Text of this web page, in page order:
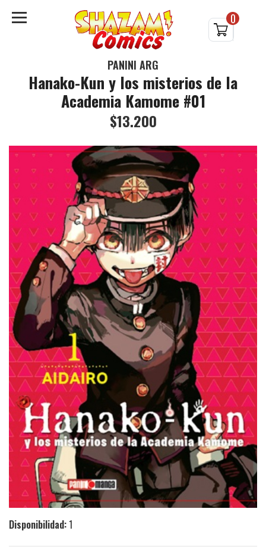
0
PANINI ARG
Hanako-Kun y los misterios de la
Academia Kamome #01
$13.200
Disponibilidad:1